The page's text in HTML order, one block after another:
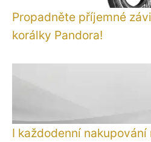
Propadněte příjemné
korálky Pandora!
I každodenní